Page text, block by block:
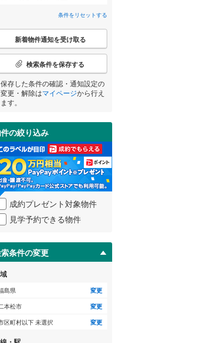
条件をリセットする
新着物件通知を受け取る
検索条件を保存する
保存した条件の確認・通知設定の
変更・解除はマイページから行え
ます。
の絞り込み
成約プレゼント対象物件
見学予約できる物件
条件の変更
島県 変更
本松市 変更
区町村以下 未選択 変更
条件をリセットする
川郡棚倉町(0)
川郡鮫川村(0)
川郡平田村(0)
郡三春町(0)
葉郡楢葉町
郡大熊町(0)
郡葛尾村(0)
条件をリセットする
条件をリセットする
条件をリセットする
条件をリセットする
学校まで1km以内（0）
路（0）
条件をリセットする